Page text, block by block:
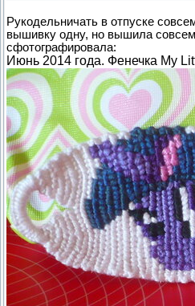
Рукодельничать в отпуске
вышивку одну, но вышила
сфотографировала:
Июнь 2014 года. Фенечка My